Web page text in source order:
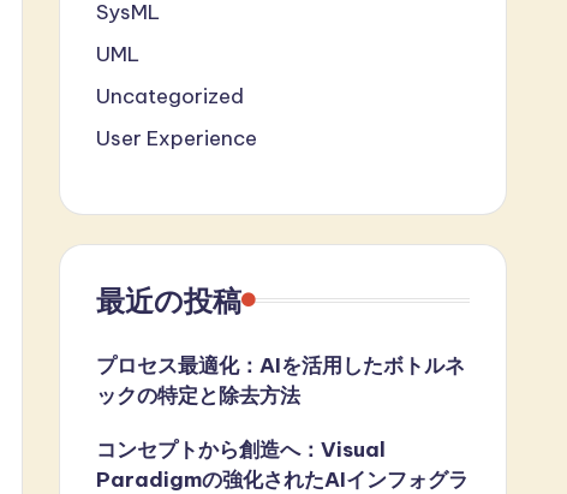
SysML
UML
Uncategorized
User Experience
最近の投稿
プロセス最適化：AIを活用したボトルネ
ックの特定と除去方法
コンセプトから創造へ：Visual
Paradigmの強化されたAIインフォグラ